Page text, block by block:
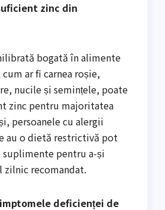
zinc din
bogată în alimente
ar fi carnea roșie,
nucile și semințele, poate
zinc pentru majoritatea
persoanele cu alergii
au o dietă restrictivă pot
suplimente pentru a-și
zilnic recomandat.
deficienței de